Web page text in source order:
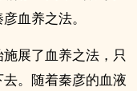
血养之法。
展了血养之法，只
。随着秦彦的血液